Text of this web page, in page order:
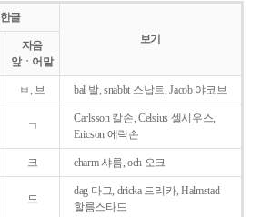
한글
보기
자음
앞ㆍ어말
ㅂ, 브 bal 발, snabbt 스납트, Jacob 야코브
ㄱ
Carlsson 칼손, Celsius 셀시우스,
Ericson 에릭손
크 charm 샤름, och 오크
드
dag 다그, dricka 드리카, Halmstad
할름스타드